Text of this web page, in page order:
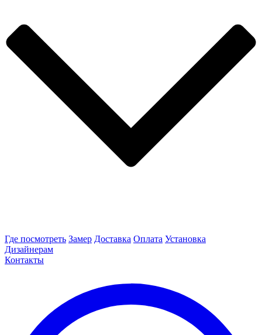
Где посмотреть Замер Доставка Оплата Установка
Дизайнерам
Контакты